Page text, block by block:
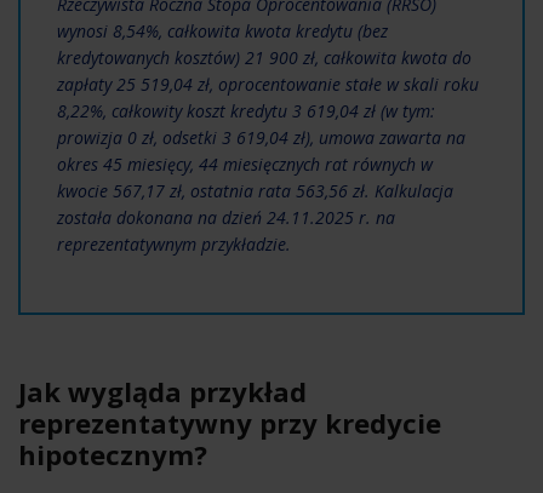
wynosi 8,54%, całkowita kwota kredytu (bez
kredytowanych kosztów) 21 900 zł, całkowita kwota do
zapłaty 25 519,04 zł, oprocentowanie stałe w skali roku
8,22%, całkowity koszt kredytu 3 619,04 zł (w tym:
prowizja 0 zł, odsetki 3 619,04 zł), umowa zawarta na
okres 45 miesięcy, 44 miesięcznych rat równych w
kwocie 567,17 zł, ostatnia rata 563,56 zł. Kalkulacja
została dokonana na dzień 24.11.2025 r. na
reprezentatywnym przykładzie.
Jak wygląda przykład
reprezentatywny przy kredycie
hipotecznym?